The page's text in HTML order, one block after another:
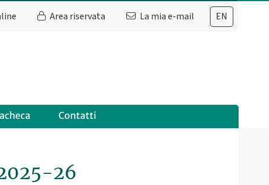
EN
Area riservata La mia e-mail
Contatti
26